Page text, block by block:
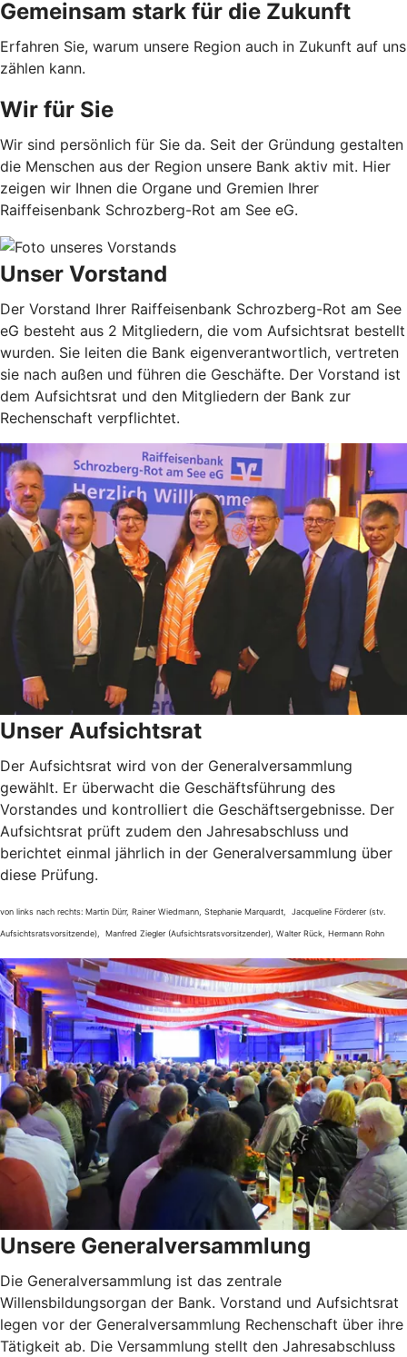
Gemeinsam stark für die Zukunft
Erfahren Sie, warum unsere Region auch in Zukunft auf uns
zählen kann.
Wir für Sie
Wir sind persönlich für Sie da. Seit der Gründung gestalten
die Menschen aus der Region unsere Bank aktiv mit. Hier
zeigen wir Ihnen die Organe und Gremien Ihrer
Raiffeisenbank Schrozberg-Rot am See eG.
Unser Vorstand
Der Vorstand Ihrer Raiffeisenbank Schrozberg-Rot am See
eG besteht aus 2 Mitgliedern, die vom Aufsichtsrat bestellt
wurden. Sie leiten die Bank eigenverantwortlich, vertreten
sie nach außen und führen die Geschäfte. Der Vorstand ist
dem Aufsichtsrat und den Mitgliedern der Bank zur
Rechenschaft verpflichtet.
Unser Aufsichtsrat
Der Aufsichtsrat wird von der Generalversammlung
gewählt. Er überwacht die Geschäftsführung des
Vorstandes und kontrolliert die Geschäftsergebnisse. Der
Aufsichtsrat prüft zudem den Jahresabschluss und
berichtet einmal jährlich in der Generalversammlung über
diese Prüfung.
von links nach rechts: Martin Dürr, Rainer Wiedmann, Stephanie Marquardt, Jacqueline Förderer (stv.
Aufsichtsratsvorsitzende), Manfred Ziegler (Aufsichtsratsvorsitzender), Walter Rück, Hermann Rohn
Unsere Generalversammlung
Die Generalversammlung ist das zentrale
Willensbildungsorgan der Bank. Vorstand und Aufsichtsrat
legen vor der Generalversammlung Rechenschaft über ihre
Tätigkeit ab. Die Versammlung stellt den Jahresabschluss